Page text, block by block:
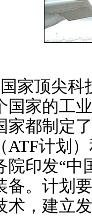
家顶尖
国家的工
家都制定
ATF计划
院印发“
备。计划
术，建立